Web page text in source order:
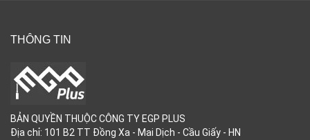
THÔNG TIN
BẢN QUYỀN THUỘC CÔNG TY EGP PLUS
Địa chỉ: 101 B2 TT Đồng Xa - Mai Dịch - Cầu Giấy - HN